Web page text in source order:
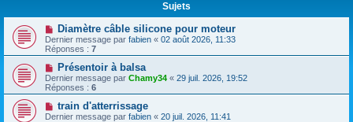
Sujets
Diamètre câble silicone pour moteur
Dernier message par fabien « 02 août 2026, 11:33
Réponses : 7
Présentoir à balsa
Dernier message par Chamy34 « 29 juil. 2026, 19:52
Réponses : 6
train d'atterrissage
Dernier message par fabien « 20 juil. 2026, 11:41